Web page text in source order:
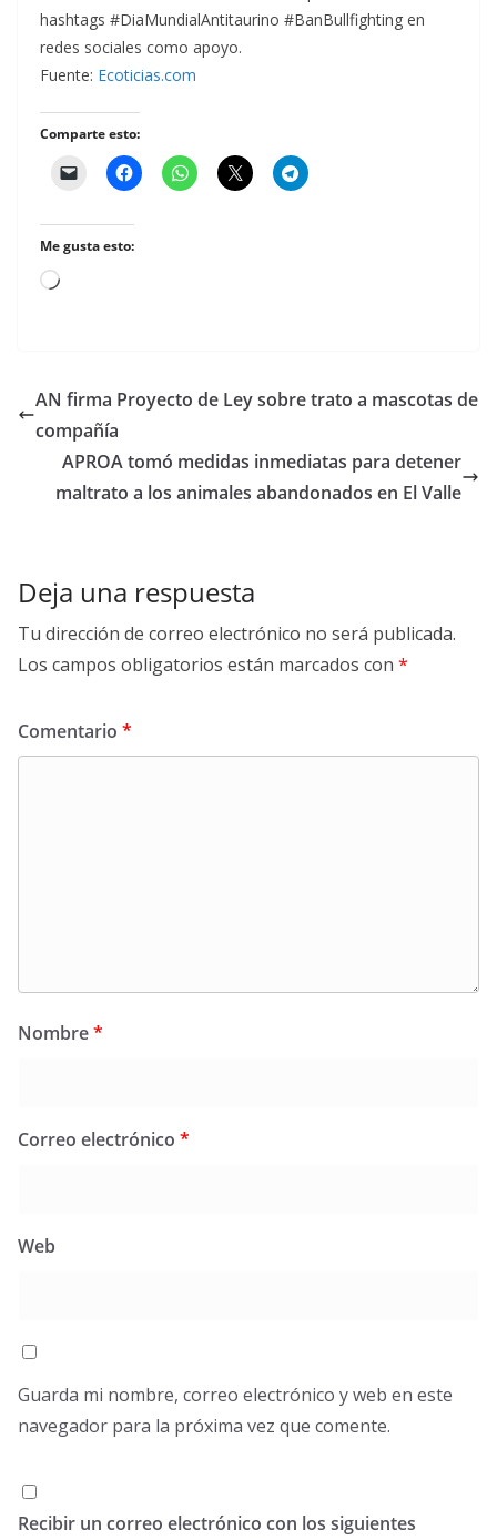
hashtags #DiaMundialAntitaurino #BanBullfighting en
redes sociales como apoyo.
Fuente: Ecoticias.com
Comparte esto:
Me gusta esto:
Cargando...
AN firma Proyecto de Ley sobre trato a mascotas de
compañía
APROA tomó medidas inmediatas para detener
maltrato a los animales abandonados en El Valle
Deja una respuesta
Tu dirección de correo electrónico no será publicada.
Los campos obligatorios están marcados con *
Comentario *
Nombre*
Correo electrónico *
Web
Guarda mi nombre, correo electrónico y web en este
navegador para la próxima vez que comente.
Recibir un correo electrónico con los siguientes